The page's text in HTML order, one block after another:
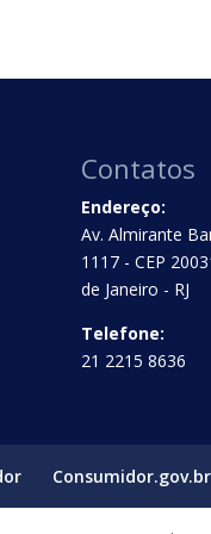
Contatos
Endereço:
Av. Almirante
1117 - CEP
de Janeiro - RJ
Telefone:
21 2215 8636
Consumidor.gov.br